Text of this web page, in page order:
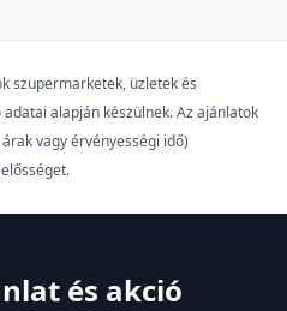
szupermarketek, üzletek és
alapján készülnek. Az ajánlatok
vagy érvényességi idő)
és akció